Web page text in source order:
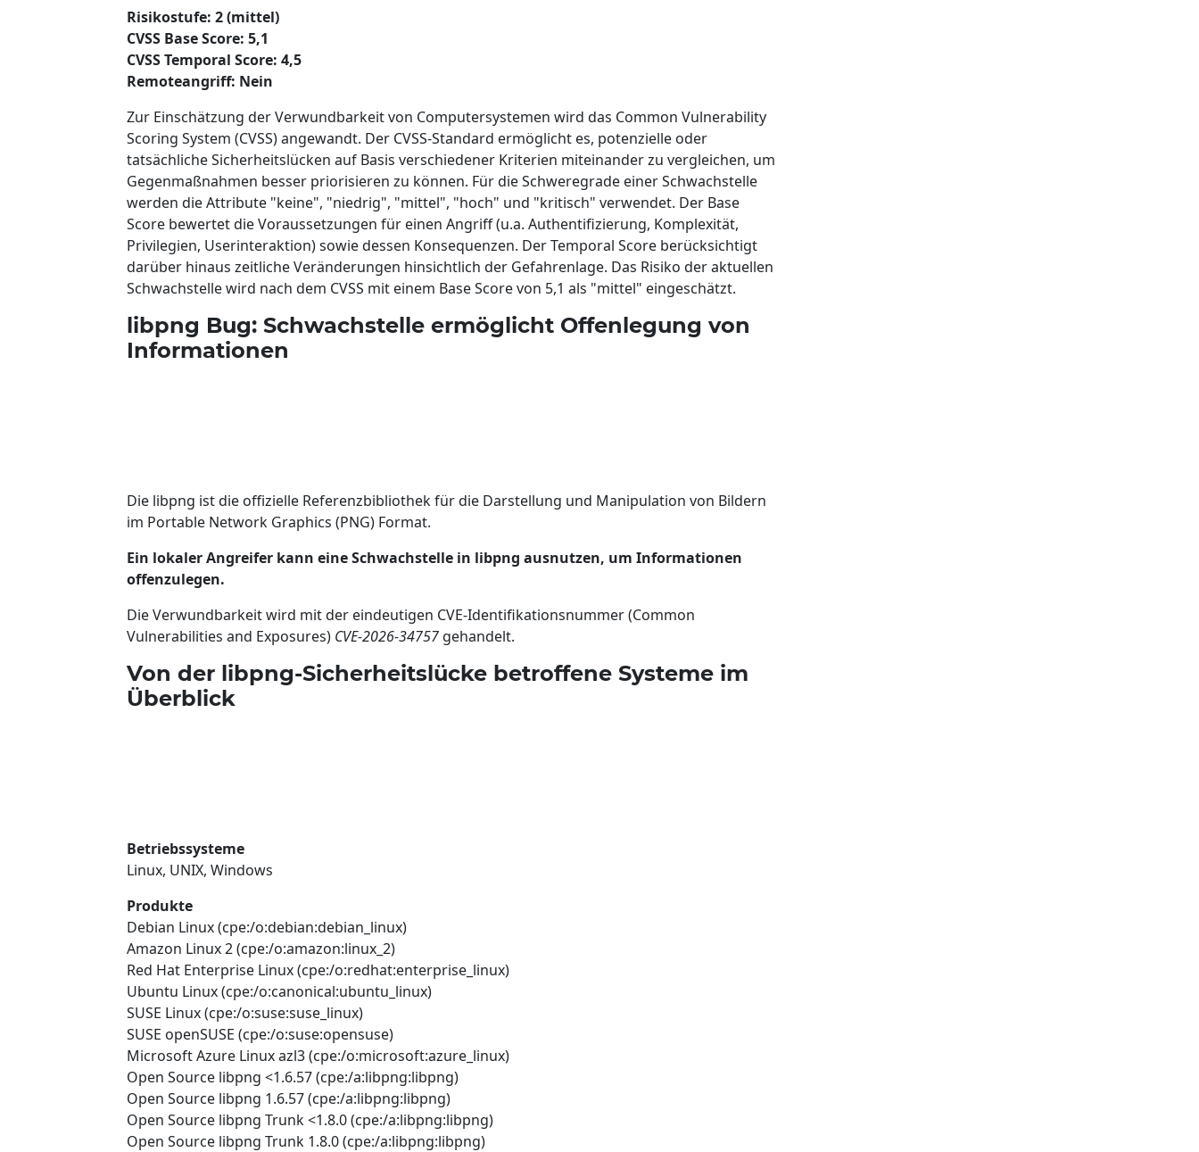
Risikostufe: 2 (mittel)
CVSS Base Score: 5,1
CVSS Temporal Score: 4,5
Remoteangriff: Nein
Zur Einschätzung der Verwundbarkeit von Computersystemen wird das Common Vulnerability
Scoring System (CVSS) angewandt. Der CVSS-Standard ermöglicht es, potenzielle oder
tatsächliche Sicherheitslücken auf Basis verschiedener Kriterien miteinander zu vergleichen, um
Gegenmaßnahmen besser priorisieren zu können. Für die Schweregrade einer Schwachstelle
werden die Attribute "keine", "niedrig", "mittel", "hoch" und "kritisch" verwendet. Der Base
Score bewertet die Voraussetzungen für einen Angriff (u.a. Authentifizierung, Komplexität,
Privilegien, Userinteraktion) sowie dessen Konsequenzen. Der Temporal Score berücksichtigt
darüber hinaus zeitliche Veränderungen hinsichtlich der Gefahrenlage. Das Risiko der aktuellen
Schwachstelle wird nach dem CVSS mit einem Base Score von 5,1 als "mittel" eingeschätzt.
libpng Bug: Schwachstelle ermöglicht Offenlegung von
Informationen
Die libpng ist die offizielle Referenzbibliothek für die Darstellung und Manipulation von Bildern
im Portable Network Graphics (PNG) Format.
Ein lokaler Angreifer kann eine Schwachstelle in libpng ausnutzen, um Informationen
offenzulegen.
Die Verwundbarkeit wird mit der eindeutigen CVE-Identifikationsnummer (Common
Vulnerabilities and Exposures) CVE-2026-34757 gehandelt.
Von der libpng-Sicherheitslücke betroffene Systeme im
Überblick
Betriebssysteme
Linux, UNIX, Windows
Produkte
Debian Linux (cpe:/o:debian:debian_linux)
Amazon Linux 2 (cpe:/o:amazon:linux_2)
Red Hat Enterprise Linux (cpe:/o:redhat:enterprise_linux)
Ubuntu Linux (cpe:/o:canonical:ubuntu_linux)
SUSE Linux (cpe:/o:suse:suse_linux)
SUSE openSUSE (cpe:/o:suse:opensuse)
Microsoft Azure Linux azl3 (cpe:/o:microsoft:azure_linux)
Open Source libpng <1.6.57 (cpe:/a:libpng:libpng)
Open Source libpng 1.6.57 (cpe:/a:libpng:libpng)
Open Source libpng Trunk <1.8.0 (cpe:/a:libpng:libpng)
Open Source libpng Trunk 1.8.0 (cpe:/a:libpng:libpng)